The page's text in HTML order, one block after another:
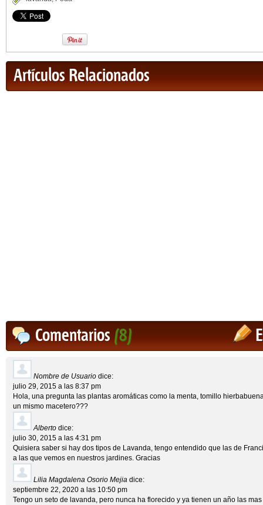
Artículos Relacionados
Comentarios(8)
Nombre de Usuario dice:
julio 29, 2015 a las 8:37 pm
Hola, una pregunta las plantas aromáticas como la menta, tomillo
un mismo macetero???
Alberto dice:
julio 30, 2015 a las 4:31 pm
Quisiera saber si hay dos tipos de Lavanda, tengo entendido que las de
a las que vemos en nuestros jardines. Gracias
Lilia Magdalena Osorio Mejia dice:
septiembre 22, 2020 a las 10:50 pm
Tengo un seto de lavanda, pero nunca ha florecido y ya tienen un año las